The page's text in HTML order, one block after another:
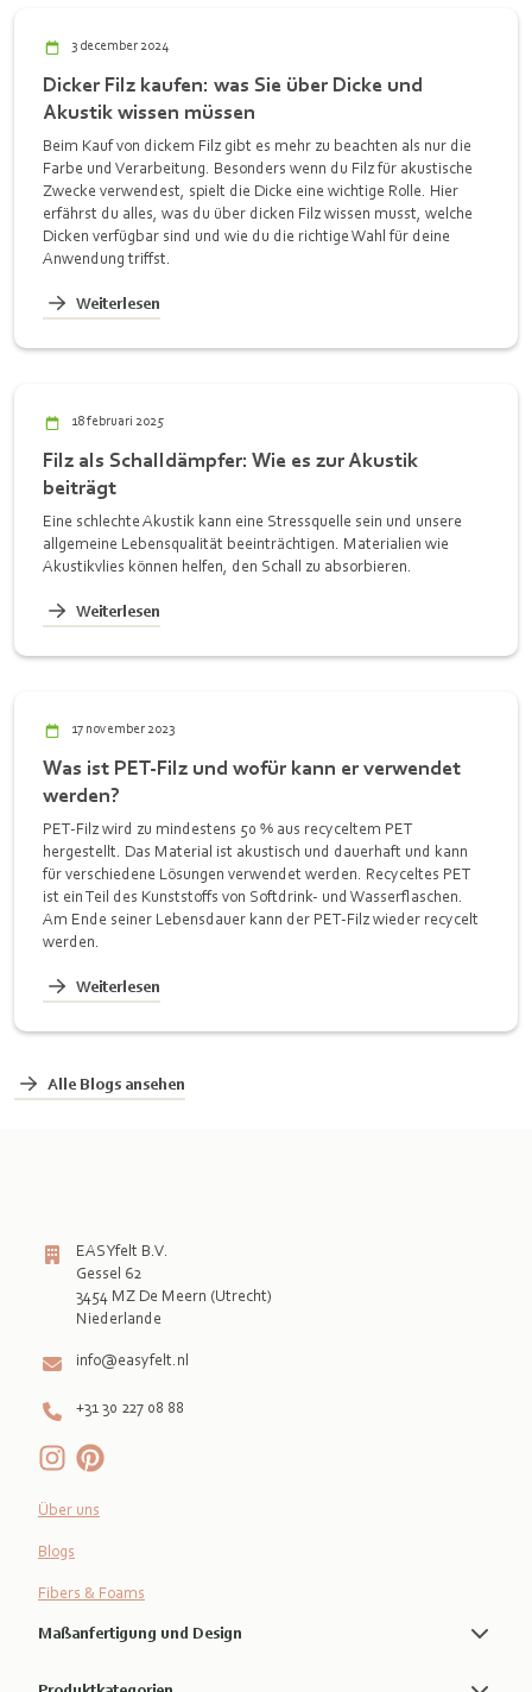
3 december 2024
Dicker Filz kaufen: was Sie über Dicke und
Akustik wissen müssen
Beim Kauf von dickem Filz gibt es mehr zu beachten als nur die
Farbe und Verarbeitung. Besonders wenn du Filz für akustische
Zwecke verwendest, spielt die Dicke eine wichtige Rolle. Hier
erfährst du alles, was du über dicken Filz wissen musst, welche
Dicken verfügbar sind und wie du die richtige Wahl für deine
Anwendung triffst.
Weiterlesen
18 februari 2025
Filz als Schalldämpfer: Wie es zur Akustik
beiträgt
Eine schlechte Akustik kann eine Stressquelle sein und unsere
allgemeine Lebensqualität beeinträchtigen. Materialien wie
Akustikvlies können helfen, den Schall zu absorbieren.
Weiterlesen
17 november 2023
Was ist PET-Filz und wofür kann er verwendet
werden?
PET-Filz wird zu mindestens 50 % aus recyceltem PET
hergestellt. Das Material ist akustisch und dauerhaft und kann
für verschiedene Lösungen verwendet werden. Recyceltes PET
ist ein Teil des Kunststoffs von Softdrink- und Wasserflaschen.
Am Ende seiner Lebensdauer kann der PET-Filz wieder recycelt
werden.
Weiterlesen
Alle Blogs ansehen
EASYfelt B.V.
Gessel 62
3454 MZ De Meern (Utrecht)
info@easyfelt.nl
+31 30 227 08 88
Über uns
Blogs
Fibers & Foams
Maßanfertigung und Design